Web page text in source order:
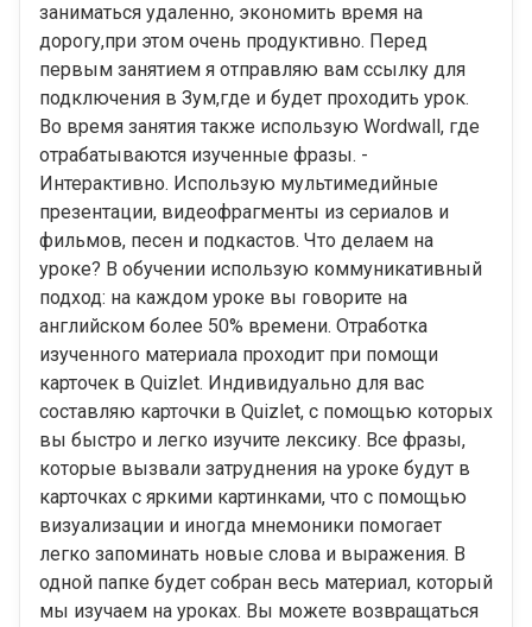
заниматься удаленно, экономить время на
дорогу,при этом очень продуктивно. Перед
первым занятием я отправляю вам ссылку для
подключения в Зум,где и будет проходить урок.
Во время занятия также использую Wordwall, где
отрабатываются изученные фразы. -
Интерактивно. Использую мультимедийные
презентации, видеофрагменты из сериалов и
фильмов, песен и подкастов. Что делаем на
уроке? В обучении использую коммуникативный
подход: на каждом уроке вы говорите на
английском более 50% времени. Отработка
изученного материала проходит при помощи
карточек в Quizlet. Индивидуально для вас
составляю карточки в Quizlet, с помощью которых
вы быстро и легко изучите лексику. Все фразы,
которые вызвали затруднения на уроке будут в
карточках с яркими картинками, что с помощью
визуализации и иногда мнемоники помогает
легко запоминать новые слова и выражения. В
одной папке будет собран весь материал, который
мы изучаем на уроках. Вы можете возвращаться